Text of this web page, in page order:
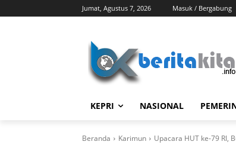
Jumat, Agustus 7, 2026 Masuk / Bergabung
KEPRI NASIONAL
Beranda Karimun Upacara HUT ke-79 RI,